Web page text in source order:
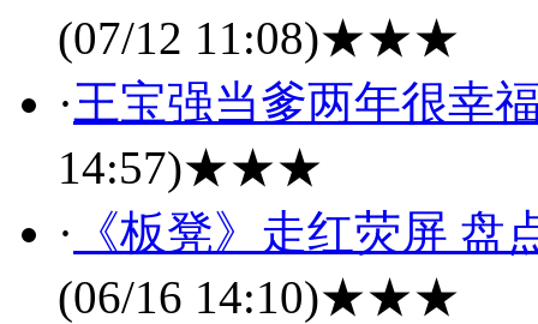
(07/12 11:08)★★★
·王宝强当爹两年很幸
14:57)★★★
· 《板凳》走红荧屏
(06/16 14:10)★★★